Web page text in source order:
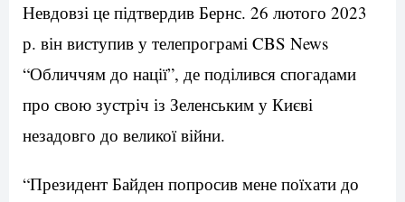
Невдовзі це підтвердив Бернс. 26 лютого 2023
р. він виступив у телепрограмі CBS News
“Обличчям до нації”, де поділився спогадами
про свою зустріч із Зеленським у Києві
незадовго до великої війни.
“Президент Байден попросив мене поїхати до